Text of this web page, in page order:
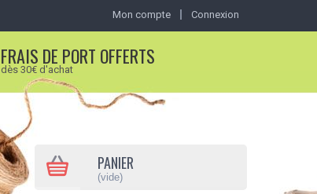
Mon compte Connexion
FRAIS DE PORT OFFERTS
dès 30€ d'achat
PANIER
(vide)